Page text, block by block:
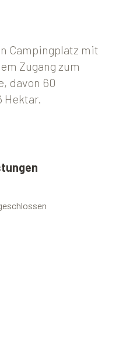
Campingplatz mit
Zugang zum
davon 60
Hektar.